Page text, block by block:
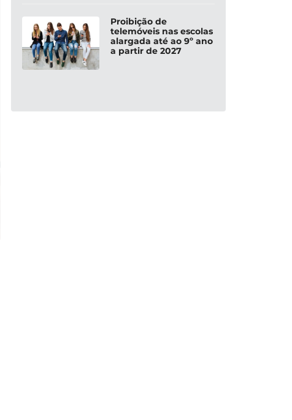
Proibição de
telemóveis nas escolas
alargada até ao 9º ano
a partir de 2027